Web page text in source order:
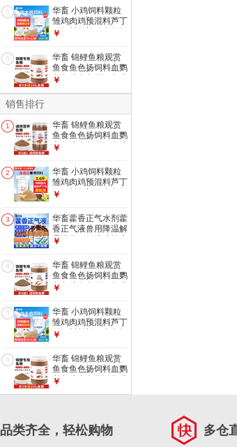
【2mm锦鲤鱼粮】
440g
5
华畜 小鸡饲料颗粒
雏鸡肉鸡预混料芦丁
鸡饲料鹌鹑鸡食鱼饵
饲料20斤【整吨
39.9/袋】
￥
6
华畜 锦鲤鱼粮观赏
鱼食鱼色扬饲料血鹦
鹉鱼粮金鱼罗汉鱼粮
￥
销售排行
1
华畜 锦鲤鱼粮观赏
鱼食鱼色扬饲料血鹦
鹉鱼粮金鱼罗汉鱼粮
【1mm观赏鱼粮】
500g
￥
2
华畜 小鸡饲料颗粒
雏鸡肉鸡预混料芦丁
鸡饲料鹌鹑鸡食鱼饵
白雏鸡饲料】5.6斤/
袋
￥
3
华畜藿香正气水剂藿
香正气液兽用降温解
暑液体口服液猪抗应
10送5 买20送20】
清凉解暑500ml
￥
4
华畜 锦鲤鱼粮观赏
鱼食鱼色扬饲料血鹦
鹉鱼粮金鱼罗汉鱼粮
【2mm锦鲤鱼粮】
440g
￥
5
华畜 小鸡饲料颗粒
雏鸡肉鸡预混料芦丁
鸡饲料鹌鹑鸡食鱼饵
饲料20斤【整吨
39.9/袋】
￥
6
华畜 锦鲤鱼粮观赏
鱼食鱼色扬饲料血鹦
鹉鱼粮金鱼罗汉鱼粮
￥
品类齐全，轻松购物 多仓